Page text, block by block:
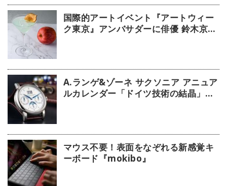
国際的アートイベント『アートウィー
ク東京』アンバサダーに俳優 鈴木京香
A.ランゲ&ゾーネ サクソニア アニュア
ルカレンダー「ドイツ技術の結晶」
マウス不要！表面をなぞれる新感覚キ
ーボード『mokibo』